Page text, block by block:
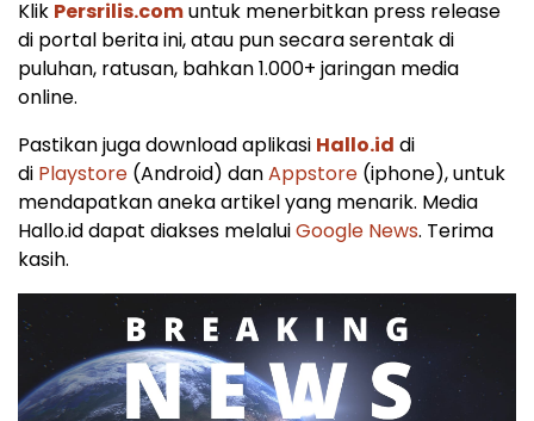
Klik Persrilis.comuntuk menerbitkan press release
di portal berita ini, atau pun secara serentak di
puluhan, ratusan, bahkan 1.000+ jaringan media
online.
Pastikan juga download aplikasi Hallo.id di
di Playstore (Android) danAppstore (iphone), untuk
mendapatkan aneka artikel yang menarik. Media
Hallo.id dapat diakses melaluiGoogle News. Terima
kasih.